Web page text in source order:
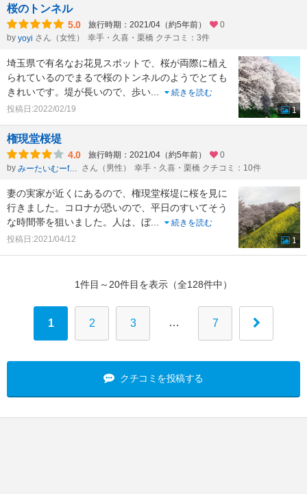
桜のトンネル
5.0 旅行時期：2021/04（約5年前）
0
by yoyi さん（女性） 幸手・久喜・栗橋 クチコミ：3件
埼玉県で有名なお花見スポットで、桜が両際に植え
られているのでまるで桜のトンネルのようでとても
きれいです。堤が長いので、歩い
続きを読む
投稿日:2022/02/19
1
権現堂桜堤
4.0 旅行時期：2021/04（約5年前）
0
by
みーたいむーformひかのすけ さん（男性） 幸手・久喜・栗橋 クチコミ：10件
妻の実家が近くにあるので、権現堂桜堤に桜を見に
行きました。コロナが恐いので、平日のすいてそう
な時間帯を狙いました。人は、ぼ...
続きを読む
投稿日:2021/04/12
1
1件目～20件目を表示（全128件中）
1 2 3 … 7
クチコミを投稿する